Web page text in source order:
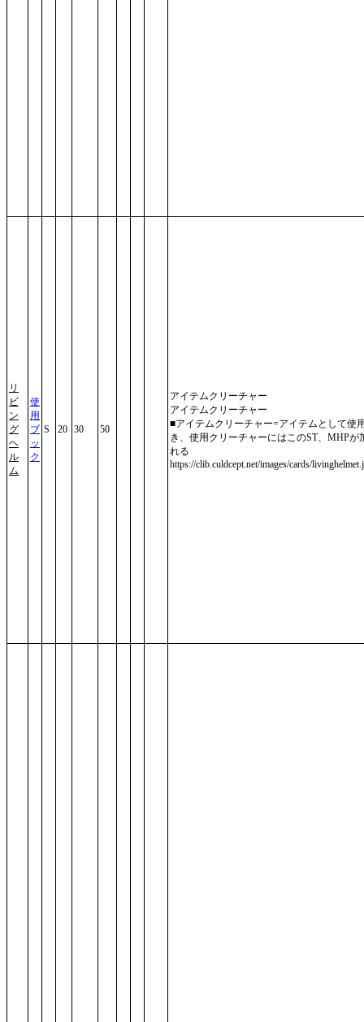
リ
ビ
ン
グ
ヘ
ル
ム
使
用
ブ
ッ
ク
S 20 30 50
アイテムクリーチャー
アイテムクリーチャー
■アイテムクリーチャー=アイテムとして使
き、使用クリーチャーにはこのST、MHPが
れる
https://clib.culdcept.net/images/cards/